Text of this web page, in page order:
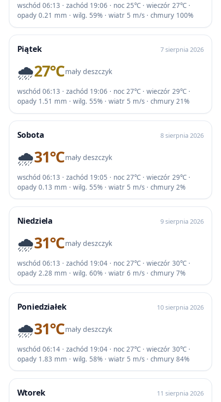
wschód 06:13 · zachód 19:06 · noc 25℃ · wieczór 27℃ ·
opady 0.21 mm · wilg. 59% · wiatr 5 m/s · chmury 100%
Piątek 7 sierpnia 2026
🌧️27℃mały deszczyk
wschód 06:13 · zachód 19:06 · noc 27℃ · wieczór 29℃ ·
opady 1.51 mm · wilg. 55% · wiatr 5 m/s · chmury 21%
Sobota 8 sierpnia 2026
🌧️31℃mały deszczyk
wschód 06:13 · zachód 19:05 · noc 27℃ · wieczór 29℃ ·
opady 0.13 mm · wilg. 55% · wiatr 5 m/s · chmury 2%
Niedziela 9 sierpnia 2026
🌧️31℃mały deszczyk
wschód 06:13 · zachód 19:04 · noc 27℃ · wieczór 30℃ ·
opady 2.28 mm · wilg. 60% · wiatr 6 m/s · chmury 7%
Poniedziałek 10 sierpnia 2026
🌧️31℃mały deszczyk
wschód 06:14 · zachód 19:04 · noc 27℃ · wieczór 30℃ ·
opady 1.83 mm · wilg. 58% · wiatr 5 m/s · chmury 84%
Wtorek 11 sierpnia 2026